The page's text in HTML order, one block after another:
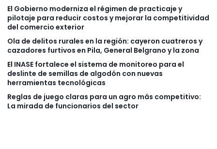
El Gobierno moderniza el régimen de practicaje y
pilotaje para reducir costos y mejorar la competitividad
del comercio exterior
Ola de delitos rurales en la región: cayeron cuatreros y
cazadores furtivos en Pila, General Belgrano y la zona
El INASE fortalece el sistema de monitoreo para el
deslinte de semillas de algodón con nuevas
herramientas tecnológicas
Reglas de juego claras para un agro más competitivo:
La mirada de funcionarios del sector